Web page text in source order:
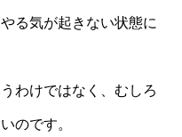
る気が起きない状態に
わけではなく、むしろ
のです。